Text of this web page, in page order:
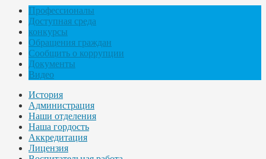
Профессионалы
Доступная среда
конкурсы
Обращения граждан
Сообщить о коррупции
Документы
Видео
История
Администрация
Наши отделения
Наша гордость
Аккредитация
Лицензия